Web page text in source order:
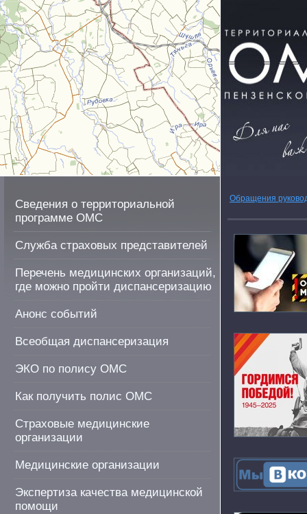
Сведения о территориальной
программе ОМС
Служба страховых представителей
Перечень медицинских организаций,
где можно пройти диспансеризацию
Анонс событий
Всеобщая диспансеризация
ЭКО по полису ОМС
Как получить полис ОМС
Страховые медицинские
организации
Медицинские организации
Экспертиза качества медицинской
помощи
Обращения